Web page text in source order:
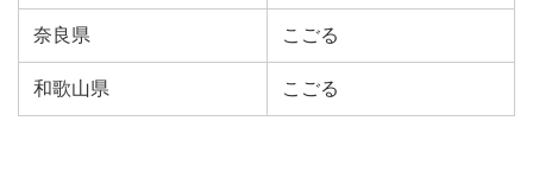
奈良県 こごる
和歌山県 こごる